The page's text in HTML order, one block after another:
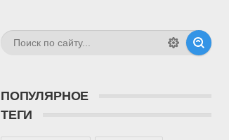
ПОПУЛЯРНОЕ
ТЕГИ